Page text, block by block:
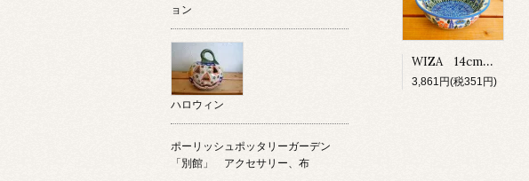
WIZA 14cmボウル 「小さな花」
3,861円(税351円)
ョン
ハロウィン
ポーリッシュポッタリーガーデン
「別館」 アクセサリー、布